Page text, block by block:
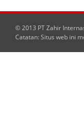
© 2013 PT Zahir
Catatan: Situs web ini